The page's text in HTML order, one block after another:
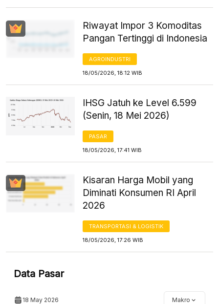
Riwayat Impor 3 Komoditas
Pangan Tertinggi di Indonesia
AGROINDUSTRI
18/05/2026, 18:12 WIB
IHSG Jatuh ke Level 6.599
(Senin, 18 Mei 2026)
PASAR
18/05/2026, 17:41 WIB
Kisaran Harga Mobil yang
Diminati Konsumen RI April
2026
TRANSPORTASI & LOGISTIK
18/05/2026, 17:26 WIB
Data Pasar
18 May 2026 Makro